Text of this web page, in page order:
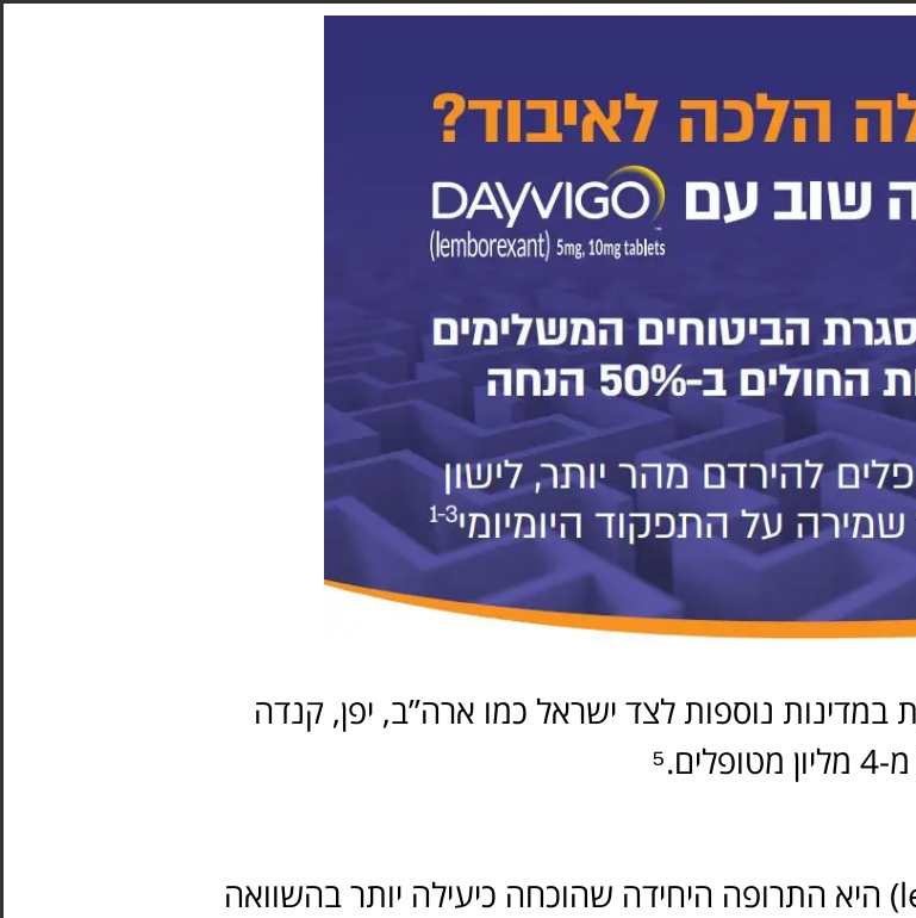
במדינות נוספות לצד ישראל כמו ארה”ב, יפן, קנדה
דייוייגו (lemborexant) היא התרופה היחידה שהוכחה כיעילה יותר בהשוואה